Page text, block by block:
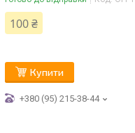
100 ₴
Купити
+380 (95) 215-38-44